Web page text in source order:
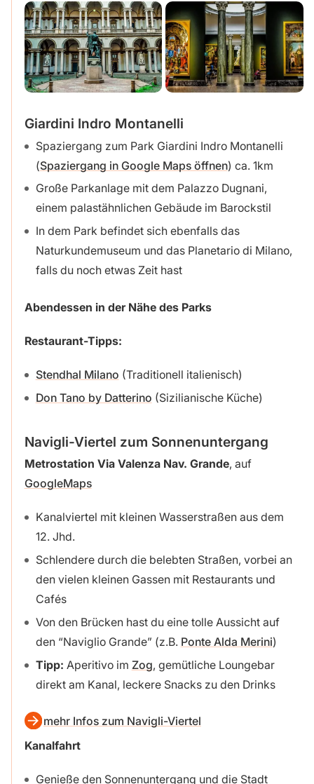
Giardini Indro Montanelli
Spaziergang zum Park Giardini Indro Montanelli
(Spaziergang in Google Maps öffnen) ca. 1km
Große Parkanlage mit dem Palazzo Dugnani,
einem palastähnlichen Gebäude im Barockstil
In dem Park befindet sich ebenfalls das
Naturkundemuseum und das Planetario di Milano,
falls du noch etwas Zeit hast
Abendessen in der Nähe des Parks
Restaurant-Tipps:
Stendhal Milano (Traditionell italienisch)
Don Tano by Datterino (Sizilianische Küche)
Navigli-Viertel zum Sonnenuntergang
Metrostation Via Valenza Nav. Grande, auf
GoogleMaps
Kanalviertel mit kleinen Wasserstraßen aus dem
12. Jhd.
Schlendere durch die belebten Straßen, vorbei an
den vielen kleinen Gassen mit Restaurants und
Cafés
Von den Brücken hast du eine tolle Aussicht auf
den “Naviglio Grande” (z.B. Ponte Alda Merini)
Tipp: Aperitivo im Zog, gemütliche Loungebar
direkt am Kanal, leckere Snacks zu den Drinks
mehr Infos zum Navigli-Viertel
Kanalfahrt
Genieße den Sonnenuntergang und die Stadt